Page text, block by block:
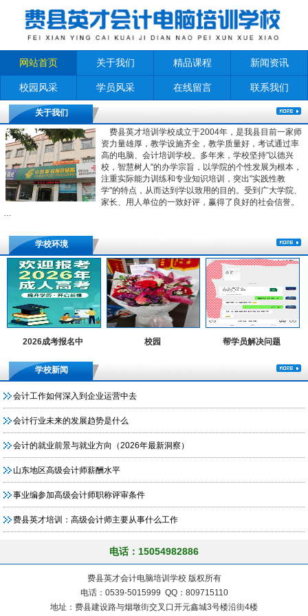
网站首页 关于我们 精品课程 新闻资讯
校园风采 学员风采 在线留言 联系我们
关于我们
费县英才培训学校成立于2004年，是我县目前一家师
资力量雄厚，教学设施齐全，教学质量好，考试通过率
高的电脑、会计培训学校。多年来，学校坚持"以德兴
校，智慧树人"的办学宗旨，以学院的个性发展为根本，
注重实际能力训练和专业知识培训，突出"实践性教
学"的特点，从而达到学以致用的目的。受到广大学院、
家长、用人单位的一致好评，赢得了良好的社会信誉。
…
学校环境
2026成考报名中 校园 帮学员解决问题
学校新闻
会计工作如何深入到企业运营中去
会计行业未来的发展趋势是什么
会计的就业前景与就业方向（2026年最新洞察）
山东地区高级会计师薪酬水平
事业编参加高级会计师职称评审条件
费县英才培训：高级会计师主要从事什么工作
电话：15054982886
费县英才会计电脑培训学校 版权所有
电话：0539-5015999 QQ：809715110
地址：费县建设路与烟墩街交叉口开元鑫城3号楼沿街4楼